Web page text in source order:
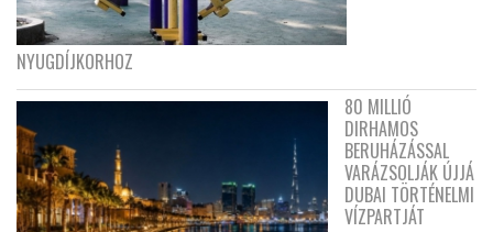
NYUGDÍJKORHOZ
80 MILLIÓ
DIRHAMOS
BERUHÁZÁSSAL
VARÁZSOLJÁK ÚJJÁ
DUBAI TÖRTÉNELMI
VÍZPARTJÁT